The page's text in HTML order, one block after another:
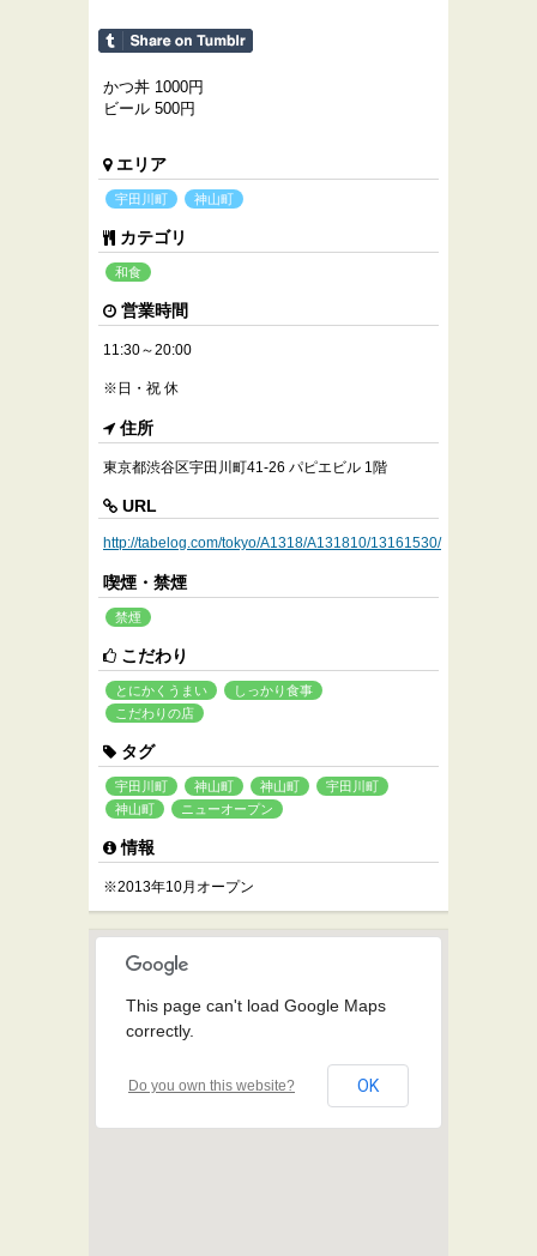
かつ丼 1000円
ビール 500円
エリア
宇田川町 神山町
カテゴリ
和食
営業時間
11:30～20:00
※日・祝 休
住所
東京都渋谷区宇田川町41-26 パピエビル 1階
URL
http://tabelog.com/tokyo/A1318/A131810/13161530/
喫煙・禁煙
禁煙
こだわり
とにかくうまい
しっかり食事
こだわりの店
タグ
宇田川町 神山町 神山町
宇田川町
神山町
ニューオープン
情報
※2013年10月オープン
This page can't load Google Maps
correctly.
Do you own this website? OK